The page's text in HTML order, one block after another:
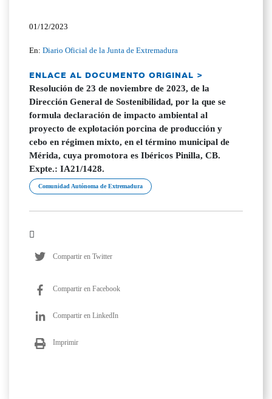
01/12/2023
En:Diario Oficial de la Junta de Extremadura
ENLACE AL DOCUMENTO ORIGINAL >
Resolución de 23 de noviembre de 2023, de la
Dirección General de Sostenibilidad, por la que se
formula declaración de impacto ambiental al
proyecto de explotación porcina de producción y
cebo en régimen mixto, en el término municipal de
Mérida, cuya promotora es Ibéricos Pinilla, CB.
Expte.: IA21/1428.
Comunidad Autónoma de Extremadura
Compartir en Twitter
Compartir en Facebook
Compartir en LinkedIn
Imprimir